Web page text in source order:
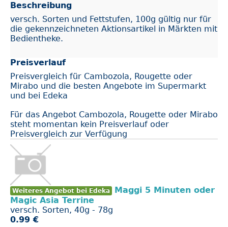
Beschreibung
versch. Sorten und Fettstufen, 100g gültig nur für
die gekennzeichneten Aktionsartikel in Märkten mit
Bedientheke.
Preisverlauf
Preisvergleich für Cambozola, Rougette oder
Mirabo und die besten Angebote im Supermarkt
und bei Edeka
Für das Angebot Cambozola, Rougette oder Mirabo
steht momentan kein Preisverlauf oder
Preisvergleich zur Verfügung
Weiteres Angebot bei Edeka
Maggi 5 Minuten oder
Magic Asia Terrine
versch. Sorten, 40g - 78g
0.99 €